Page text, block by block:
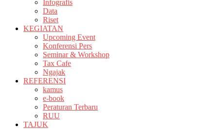
Infografis
Data
Riset
KEGIATAN
Upcoming Event
Konferensi Pers
Seminar & Workshop
Tax Cafe
Ngajak
REFERENSI
kamus
e-book
Peraturan Terbaru
RUU
TAJUK